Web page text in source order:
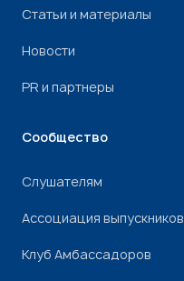
Статьи и материалы
Новости
PR и партнеры
Сообщество
Слушателям
Ассоциация выпускников
Клуб Амбассадоров